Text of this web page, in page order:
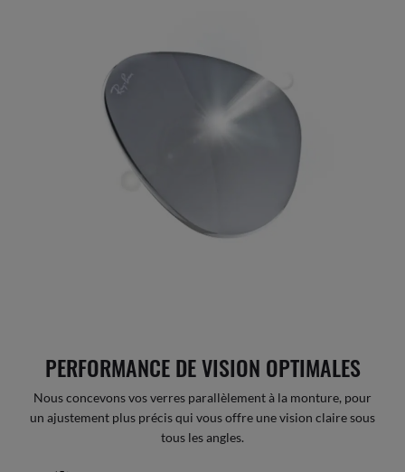
PERFORMANCE DE VISION OPTIMALES
Nous concevons vos verres parallèlement à la monture, pour
un ajustement plus précis qui vous offre une vision claire sous
tous les angles.